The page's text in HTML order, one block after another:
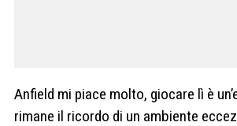
Anfield mi piace molto, giocare lì è
rimane il ricordo di un ambiente